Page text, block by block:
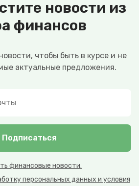
новости из
финансов
чтобы быть в курсе и не
актуальные предложения.
Подписаться
финансовые новости.
персональных данных и условия